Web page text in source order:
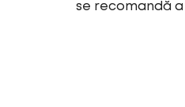
se recomandă